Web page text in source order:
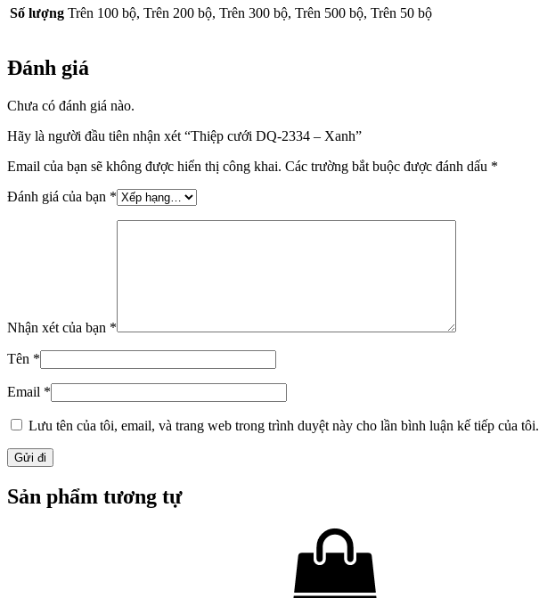
Số lượng Trên 100 bộ, Trên 200 bộ, Trên 300 bộ, Trên 500 bộ, Trên 50 bộ
Đánh giá
Chưa có đánh giá nào.
Hãy là người đầu tiên nhận xét “Thiệp cưới DQ-2334 – Xanh”
Email của bạn sẽ không được hiển thị công khai. Các trường bắt buộc được đánh dấu *
Đánh giá của bạn *
Nhận xét của bạn *
Tên *
Email *
Lưu tên của tôi, email, và trang web trong trình duyệt này cho lần bình luận kế tiếp của tôi.
Sản phẩm tương tự